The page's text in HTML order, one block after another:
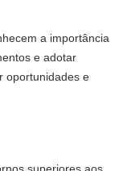
a importância
e adotar
oportunidades e